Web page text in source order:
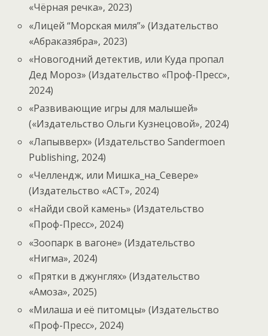
«Чёрная речка», 2023)
«Лицей “Морская миля”» (Издательство
«Абраказябра», 2023)
«Новогодний детектив, или Куда пропал
Дед Мороз» (Издательство «Проф-Пресс»,
2024)
«Развивающие игры для малышей»
(«Издательство Ольги Кузнецовой», 2024)
«Лапывверх» (Издательство Sandermoen
Publishing, 2024)
«Челлендж, или Мишка_на_Севере»
(Издательство «АСТ», 2024)
«Найди свой камень» (Издательство
«Проф-Пресс», 2024)
«Зоопарк в вагоне» (Издательство
«Нигма», 2024)
«Прятки в джунглях» (Издательство
«Амоза», 2025)
«Милаша и её питомцы» (Издательство
«Проф-Пресс», 2024)